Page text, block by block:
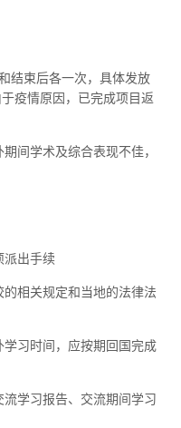
结束后各一次，具体发放
疫情原因，已完成项目返
间学术及综合表现不佳，
派出手续
相关规定和当地的法律法
习时间，应按期回国完成
学习报告、交流期间学习